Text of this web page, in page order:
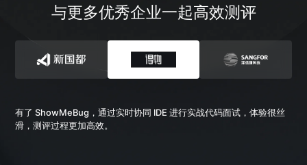
与更多优秀企业一起高效测评
ShowMeBug 的轻量级协同 IDE 给我留下了深刻印象，它的流畅体
验、高效代码补全和调试功能完美契合我们的招聘需求，大幅提升了工